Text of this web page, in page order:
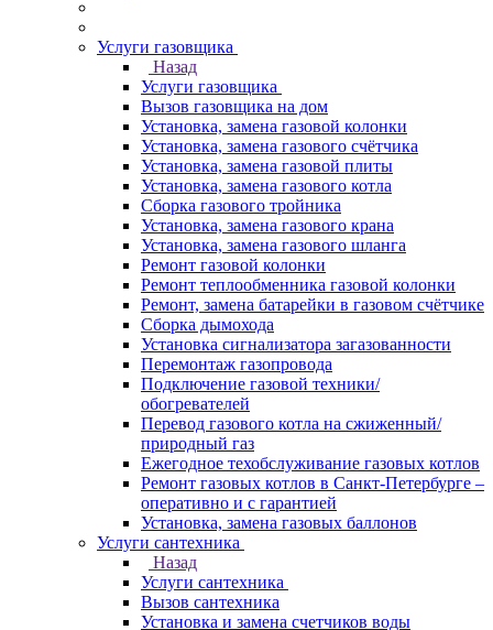
Услуги газовщика
Назад
Услуги газовщика
Вызов газовщика на дом
Установка, замена газовой колонки
Установка, замена газового счётчика
Установка, замена газовой плиты
Установка, замена газового котла
Сборка газового тройника
Установка, замена газового крана
Установка, замена газового шланга
Ремонт газовой колонки
Ремонт теплообменника газовой колонки
Ремонт, замена батарейки в газовом счётчике
Сборка дымохода
Установка сигнализатора загазованности
Перемонтаж газопровода
Подключение газовой техники/
обогревателей
Перевод газового котла на сжиженный/
природный газ
Ежегодное техобслуживание газовых котлов
Ремонт газовых котлов в Санкт-Петербурге –
оперативно и с гарантией
Установка, замена газовых баллонов
Услуги сантехника
Назад
Услуги сантехника
Вызов сантехника
Установка и замена счетчиков воды